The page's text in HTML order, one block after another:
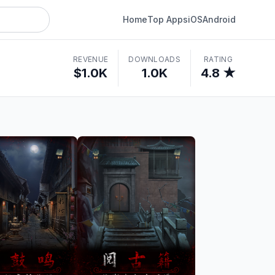
HomeTop AppsiOSAndroid
REVENUE
$1.0K
DOWNLOADS
1.0K
RATING
4.8 ★